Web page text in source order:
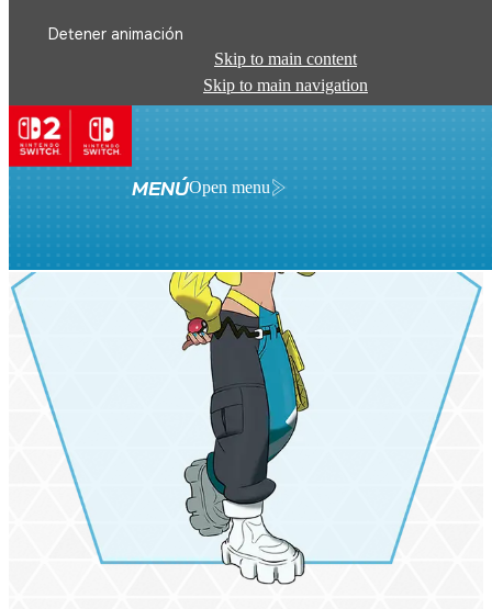
Detener animación
Skip to main content
Skip to main navigation
MENÚOpen menu